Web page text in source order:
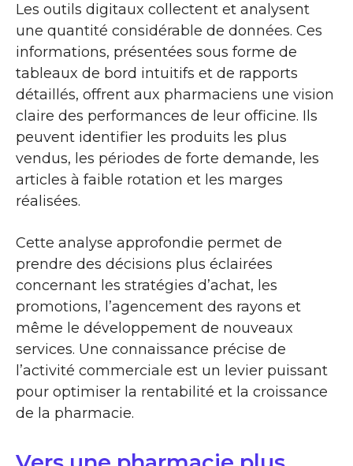
Les outils digitaux collectent et analysent
une quantité considérable de données. Ces
informations, présentées sous forme de
tableaux de bord intuitifs et de rapports
détaillés, offrent aux pharmaciens une vision
claire des performances de leur officine. Ils
peuvent identifier les produits les plus
vendus, les périodes de forte demande, les
articles à faible rotation et les marges
réalisées.
Cette analyse approfondie permet de
prendre des décisions plus éclairées
concernant les stratégies d’achat, les
promotions, l’agencement des rayons et
même le développement de nouveaux
services. Une connaissance précise de
l’activité commerciale est un levier puissant
pour optimiser la rentabilité et la croissance
de la pharmacie.